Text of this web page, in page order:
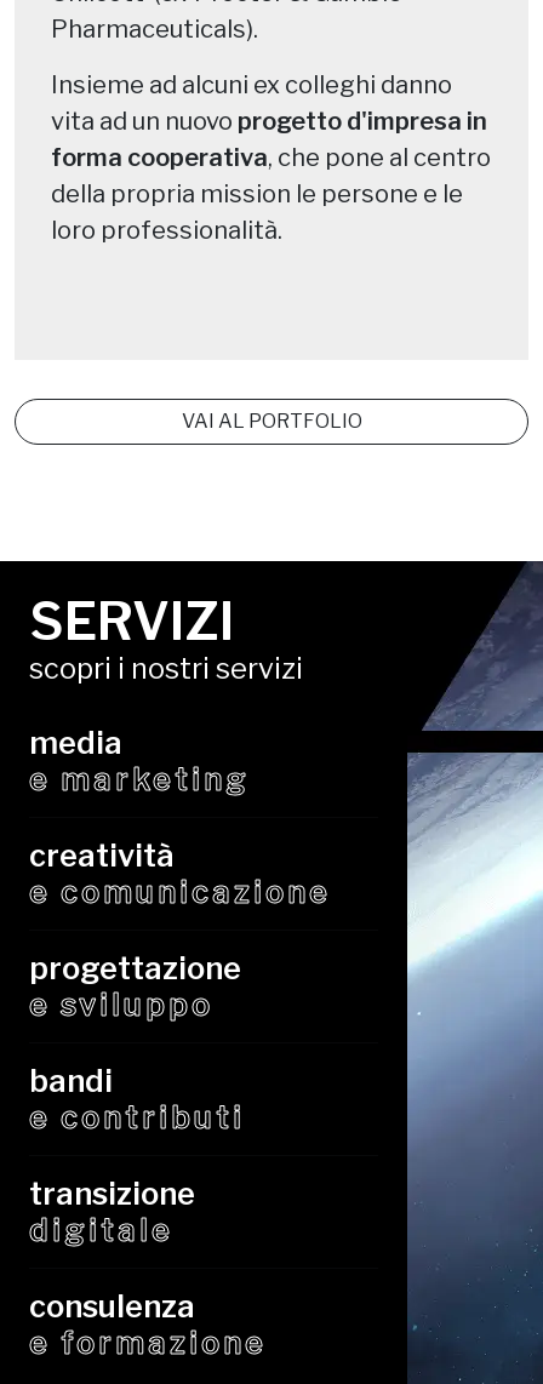
Pharmaceuticals).
Insieme ad alcuni ex colleghi danno
vita ad un nuovo progetto d'impresa in
forma cooperativa, che pone al centro
della propria mission le persone e le
loro professionalità.
VAI AL PORTFOLIO
SERVIZI
scopri i nostri servizi
media
e marketing
creatività
e comunicazione
progettazione
e sviluppo
bandi
e contributi
transizione
digitale
consulenza
e formazione